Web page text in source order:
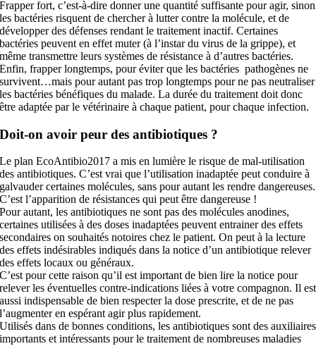
Frapper fort, c’est-à-dire donner une quantité suffisante pour agir, sinon
les bactéries risquent de chercher à lutter contre la molécule, et de
développer des défenses rendant le traitement inactif. Certaines
bactéries peuvent en effet muter (à l’instar du virus de la grippe), et
même transmettre leurs systèmes de résistance à d’autres bactéries.
Enfin, frapper longtemps, pour éviter que les bactéries pathogènes ne
survivent…mais pour autant pas trop longtemps pour ne pas neutraliser
les bactéries bénéfiques du malade. La durée du traitement doit donc
être adaptée par le vétérinaire à chaque patient, pour chaque infection.
Doit-on avoir peur des antibiotiques ?
Le plan EcoAntibio2017 a mis en lumière le risque de mal-utilisation
des antibiotiques. C’est vrai que l’utilisation inadaptée peut conduire à
galvauder certaines molécules, sans pour autant les rendre dangereuses.
C’est l’apparition de résistances qui peut être dangereuse !
Pour autant, les antibiotiques ne sont pas des molécules anodines,
certaines utilisées à des doses inadaptées peuvent entrainer des effets
secondaires on souhaités notoires chez le patient. On peut à la lecture
des effets indésirables indiqués dans la notice d’un antibiotique relever
des effets locaux ou généraux.
C’est pour cette raison qu’il est important de bien lire la notice pour
relever les éventuelles contre-indications liées à votre compagnon. Il est
aussi indispensable de bien respecter la dose prescrite, et de ne pas
l’augmenter en espérant agir plus rapidement.
Utilisés dans de bonnes conditions, les antibiotiques sont des auxiliaires
importants et intéressants pour le traitement de nombreuses maladies